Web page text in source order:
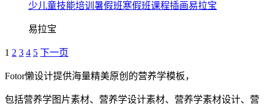
少儿童技能培训暑假班寒假班课程插画易拉宝
易拉宝
1 2 3 4 5 下一页
Fotor懒设计提供海量精美原创的营养学模板，
包括营养学图片素材、 营养学设计素材、 营养学素材设计、 营